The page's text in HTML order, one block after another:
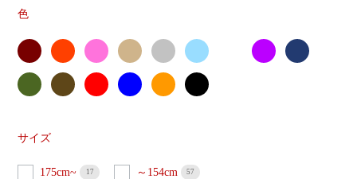
色
サイズ
175cm~ 17 ～154cm 57